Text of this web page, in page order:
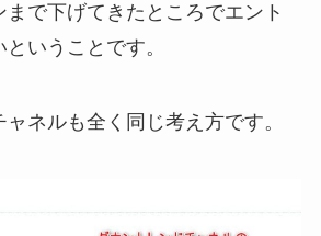
で下げてきたところでエント
いうことです。
ネルも全く同じ考え方です。